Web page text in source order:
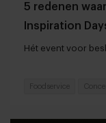
5 redenen
Inspiration
Hét event voor
Foodservice